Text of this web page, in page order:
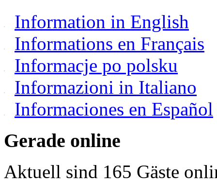
Information in English
Informations en Français
Informacje po polsku
Informazioni in Italiano
Informaciones en Español
Gerade online
Aktuell sind 165 Gäste